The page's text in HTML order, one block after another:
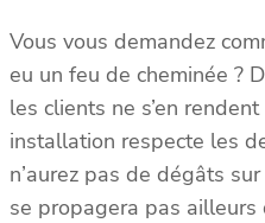
Vous vous demandez
eu un feu de cheminée ?
les clients ne s’en
installation respecte les
n’aurez pas de dégâts
se propagera pas